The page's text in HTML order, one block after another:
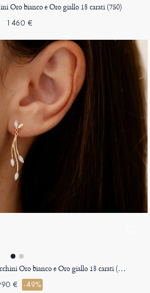
Oro bianco e Oro giallo 18 carati (750)
1460 €
Giardino Incantato n. 1 - Orecchini Oro bianco e Oro giallo 18 carati (750)
€ -49%